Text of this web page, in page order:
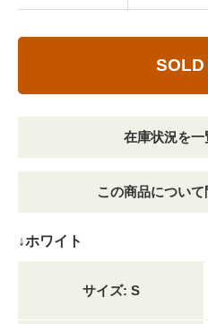
SOLD
在庫状況を
この商品につい
↓ホワイト
サイズ: S